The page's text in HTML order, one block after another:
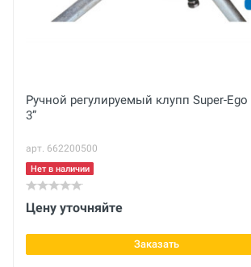
Габариты с упаковкой (ДхШхВ)
см
Тип
Сталь SS
Диаметр
Диаметр
Ручной регулируемый клупп Super-Ego
3”
арт. 662200500
Нет в наличии
Цену уточняйте
Заказать